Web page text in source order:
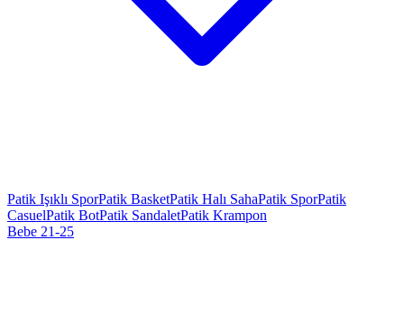
Patik Işıklı SporPatik BasketPatik Halı SahaPatik SporPatik
CasuelPatik BotPatik SandaletPatik Krampon
Bebe 21-25